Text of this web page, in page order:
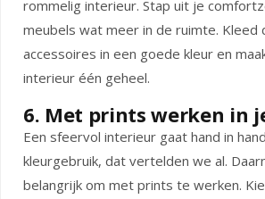
rommelig interieur. Stap uit je
meubels wat meer in de ruimte. Kleed
accessoires in een goede kleur en
interieur één geheel.
6. Met prints werken in
Een sfeervol interieur gaat hand in
kleurgebruik, dat vertelden we al.
belangrijk om met prints te werken.